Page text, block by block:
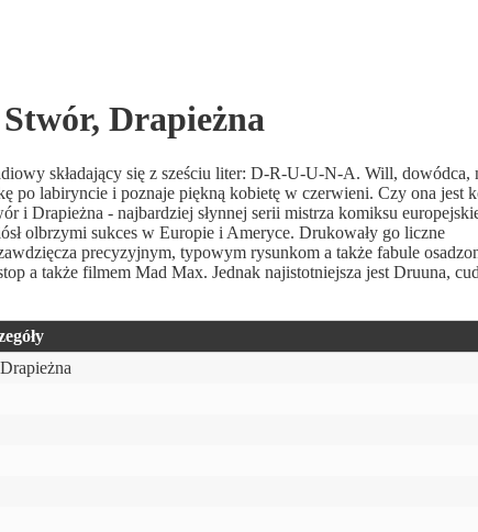
Drapieżna
składający się z sześciu liter: D-R-U-U-N-A. Will, dowódca,
po labiryncie i poznaje piękną kobietę w czerwieni. Czy ona jest
Drapieżna - najbardziej słynnej serii mistrza komiksu
olbrzymi sukces w Europie i Ameryce. Drukowały go liczne
precyzyjnym, typowym rysunkom a także fabule
a także filmem Mad Max. Jednak najistotniejsza jest Druuna,